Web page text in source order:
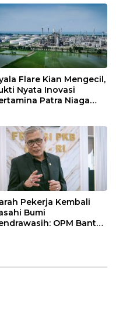
Flare Kian Mengecil,
Nyata Inovasi
Patra Niaga
Pekerja Kembali
Bumi
OPM Bantai